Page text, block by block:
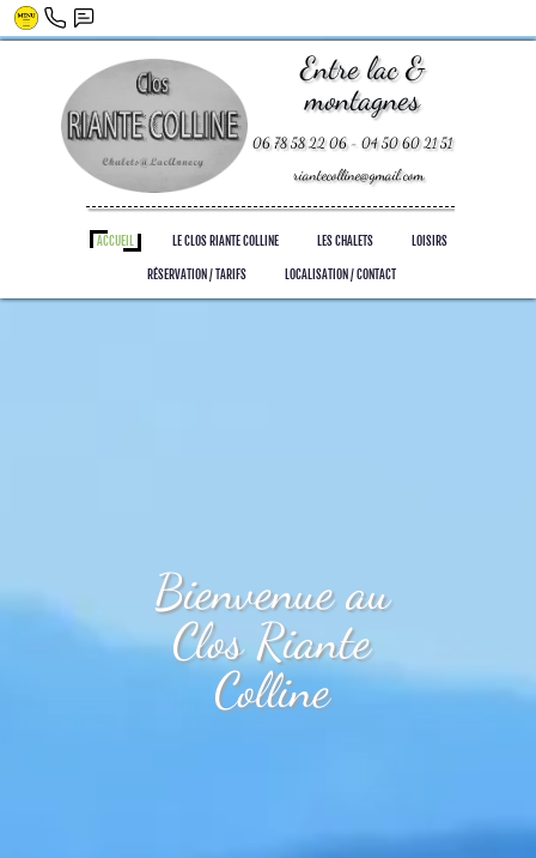
ACCUEIL LE CLOS RIANTE COLLINE LES CHALETS LOISIRS
RÉSERVATION / TARIFS LOCALISATION / CONTACT
Entre lac &
montagnes
06 78 58 22 06 - 04 50 60 21 51
riantecolline@gmail.com
Bienvenue au
Clos Riante
Colline